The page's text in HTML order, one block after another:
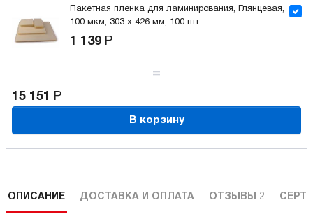
Пакетная пленка для ламинирования, Глянцевая,
100 мкм, 303 x 426 мм, 100 шт
1 139 Р
15 151 Р
В корзину
ОПИСАНИЕ ДОСТАВКА И ОПЛАТА ОТЗЫВЫ 2